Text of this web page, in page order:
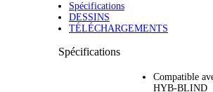
Spécifications
DESSINS
TÉLÉCHARGEMENTS
Spécifications
Compatible
HYB-BLIND